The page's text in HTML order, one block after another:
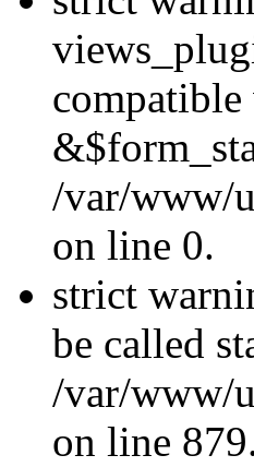
/var/www/
on line 0.
strict
be called
/var/www/
on line